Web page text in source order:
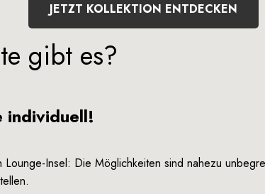
JETZT KOLLEKTION ENTDECKEN
gibt es?
individuell!
Insel: Die Möglichkeiten sind nahezu